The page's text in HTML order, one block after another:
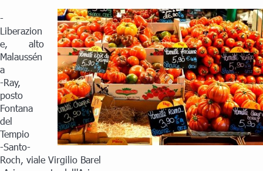
-
Liberazion
e, alto
Malaussén
a
-Ray,
posto
Fontana
del
Tempio
-Santo-
Roch, viale Virgilio Barel